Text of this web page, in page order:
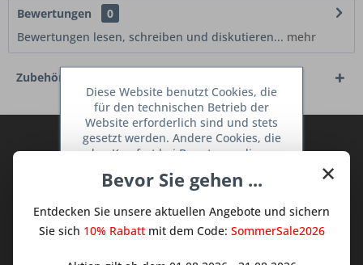
Bewertungen
0
Bewertungen lesen, schreiben und diskutieren... mehr
Zubehör
Abonnieren Sie den kostenlosen Deine
Sie keine Neuigkeit oder Aktion mehr aus
×
Bevor Sie gehen ...
Entdecken Sie unsere aktuellen Angebote und sichern
Sie sich 10% Rabattmit dem Code: SommerSale2026
Diese Website benutzt Cookies, die
für den technischen Betrieb der
Website erforderlich sind und stets
gesetzt werden. Andere Cookies, die
den Komfort bei Benutzung dieser
dienen oder die Interaktion mit
Netzwerken vereinfachen sollen,
werden nur mit Ihrer Zustimmung